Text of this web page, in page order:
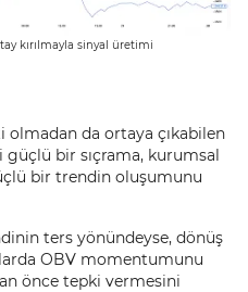
kırılmayla sinyal üretimi
olmadan da ortaya çıkabilen
bir sıçrama, kurumsal
bir trendin oluşumunu
ters yönündeyse, dönüş
OBV momentumunu
önce tepki vermesini